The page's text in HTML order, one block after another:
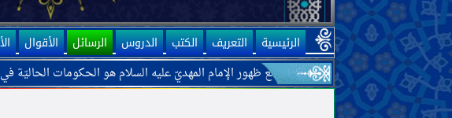
الرئيسية التعريف الكتب الدروس الرسائل الأقوال
تعالى أنّ أحد موانع ظهور الإمام المهديّ عليه السلام هو الحكومات الحاليّة في البلاد